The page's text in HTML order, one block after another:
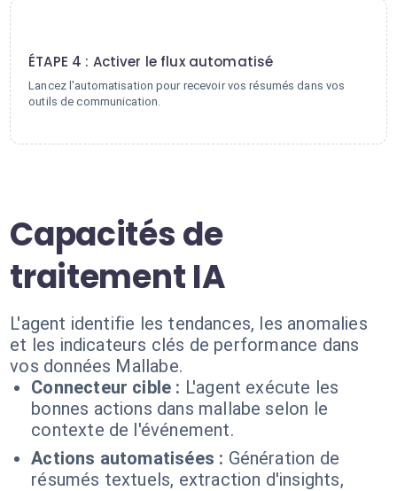
ÉTAPE 4 : Activer le flux automatisé
Lancez l'automatisation pour recevoir vos résumés dans vos
outils de communication.
Capacités de
traitement IA
L'agent identifie les tendances, les anomalies
et les indicateurs clés de performance dans
vos données Mallabe.
Connecteur cible : L'agent exécute les
bonnes actions dans mallabe selon le
contexte de l'événement.
Actions automatisées : Génération de
résumés textuels, extraction d'insights,